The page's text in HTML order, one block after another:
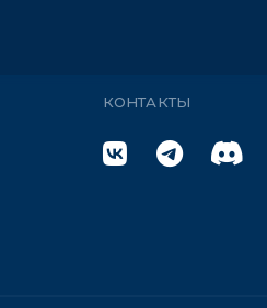
КОНТАКТЫ